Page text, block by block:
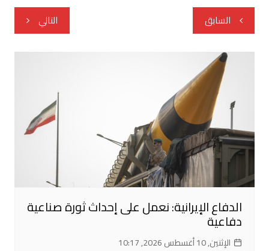
تصفّح
المقالات
السابق التالي
الدفاع الإيرانية: نعمل على إحداث ثورة صناعية
دفاعية
الإثنين, 10 أغسطس 2026, 10:17